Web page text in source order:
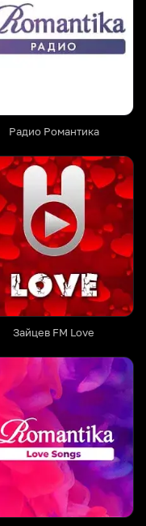
Радио Романтика
Зайцев FM Love